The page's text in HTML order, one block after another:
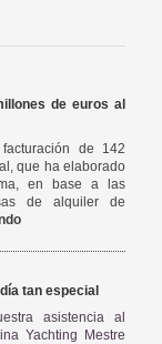
de euros al
de 142
que ha elaborado
en base a las
de alquiler de
tan especial
asistencia al
Yachting Mestre